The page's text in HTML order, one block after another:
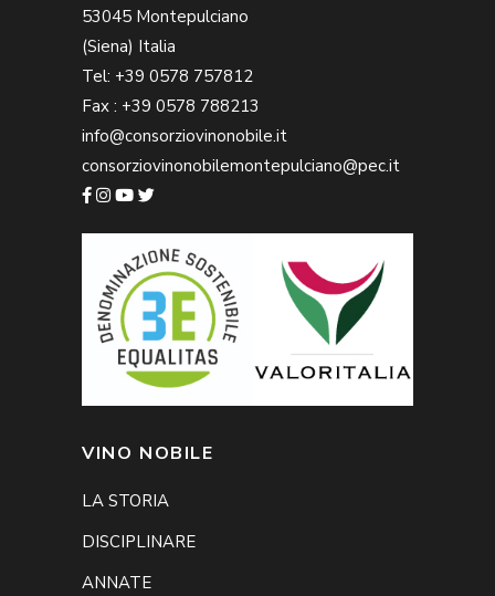
53045 Montepulciano
(Siena) Italia
Tel: +39 0578 757812
Fax : +39 0578 788213
info@consorziovinonobile.it
consorziovinonobilemontepulciano@pec.it
VINO NOBILE
LA STORIA
DISCIPLINARE
ANNATE